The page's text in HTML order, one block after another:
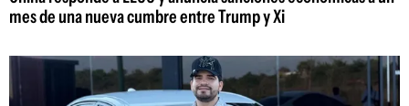
mes de una nueva cumbre entre Trump y Xi